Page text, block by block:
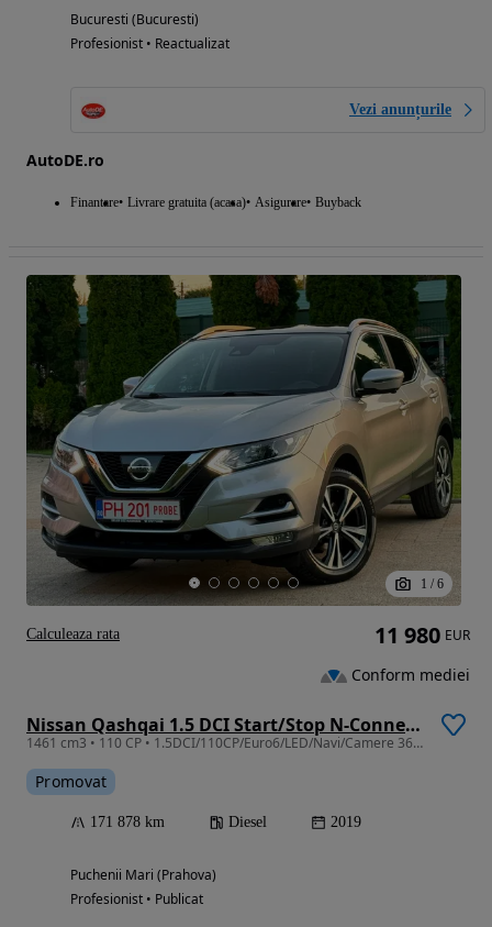
Bucuresti (Bucuresti)
Profesionist • Reactualizat
Vezi anunțurile
AutoDE.ro
Finantare Livrare gratuita (acasa) Asigurare Buyback
1 / 6
Nissan Qashqai 1.5 DCI Start/Stop N-Connecta
1461 cm3 • 110 CP • 1.5DCI/110CP/Euro6/LED/Navi/Camere 360/Jante Aliaj
Promovat
171 878 km Diesel 2019
Puchenii Mari (Prahova)
Profesionist • Publicat
11 980 EUR
Conform mediei
Calculeaza rata